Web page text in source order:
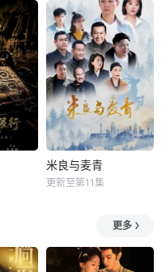
米良与麦青
更新至第11集
更多